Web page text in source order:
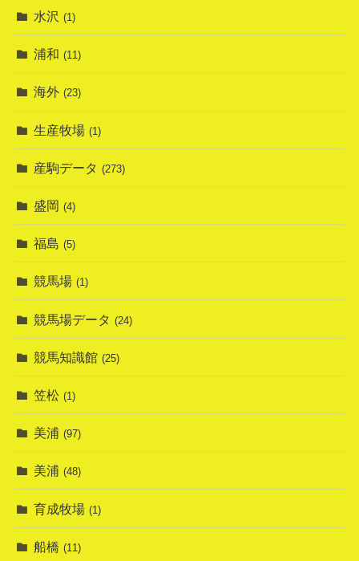
水沢 (1)
浦和 (11)
海外 (23)
生産牧場 (1)
産駒データ (273)
盛岡 (4)
福島 (5)
競馬場 (1)
競馬場データ (24)
競馬知識館 (25)
笠松 (1)
美浦 (97)
美浦 (48)
育成牧場 (1)
船橋 (11)